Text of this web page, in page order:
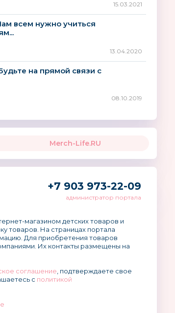
15.03.2021
всем нужно учиться
13.04.2020
на прямой связи с
08.10.2019
Merch-Life.RU
+7 903 973-22-09
администратор портала
магазином детских товаров и
товаров. На страницах портала
Для приобретения товаров
Их контакты размещены на
соглашение , подтверждаете свое
с политикой